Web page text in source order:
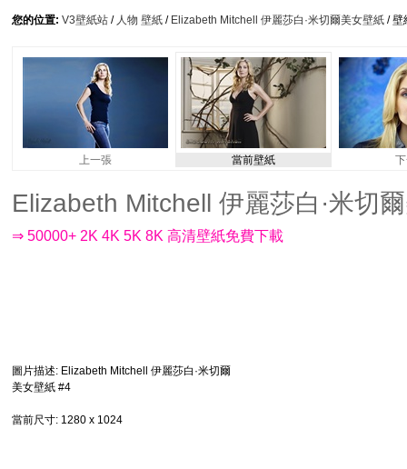
您的位置: V3壁紙站 / 人物 壁紙 / Elizabeth Mitchell 伊麗莎白·米切爾美女壁紙 / 壁
上一張 當前壁紙
Elizabeth Mitchell 伊麗莎白·米切
⇒ 50000+ 2K 4K 5K 8K 高清壁紙免費下載
圖片描述: Elizabeth Mitchell 伊麗莎白·米切爾
美女壁紙 #4
當前尺寸: 1280 x 1024